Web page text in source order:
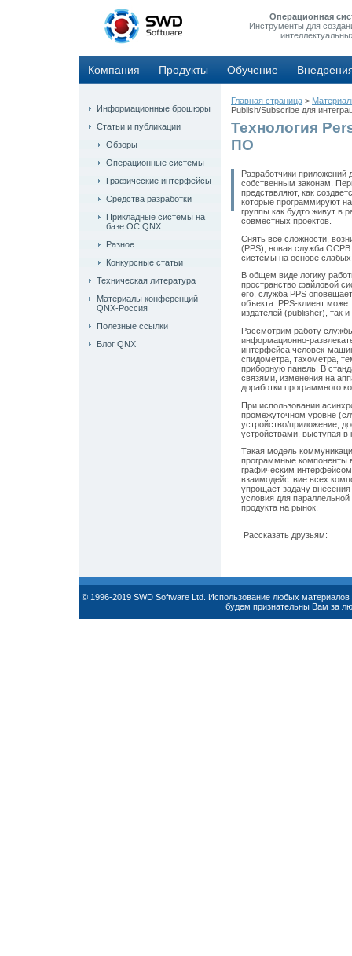
Операционная
Инструменты для
Компания Продукты Обучение
Информационные брошюры
Статьи и публикации
Обзоры
Операционные системы
Графические интерфейсы
Средства разработки
Прикладные системы на
базе ОС QNX
Разное
Конкурсные статьи
Техническая литература
Материалы конференций
QNX-Россия
Полезные ссылки
Блог QNX
Главная страница >
Publish/Subscribe для
Технология
ПО
Разработчики
собственным законам.
представляют, как
которые программируют
группы как будто живут в
совместных проектов.
Снять все сложности,
(PPS), новая служба ОСРВ
системы на основе
В общем виде логику
пространство файловой
его, служба PPS
объекта. PPS-клиент
издателей (publisher), так
Рассмотрим работу
информационно-
интерфейса человек-
спидометра, тахометра,
приборную панель. В
связями, изменения на
доработки программного
При использовании
промежуточном уровне
устройство/приложение,
устройствами, выступая в
Такая модель
программные компоненты
графическим
взаимодействие всех
упрощает задачу
условия для
продукта на рынок.
Рассказать друзьям:
© 1996-2019 SWD Software Ltd. Использование любых
будем признательны Вам за